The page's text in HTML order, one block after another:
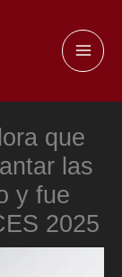
que
las
y fue
2025